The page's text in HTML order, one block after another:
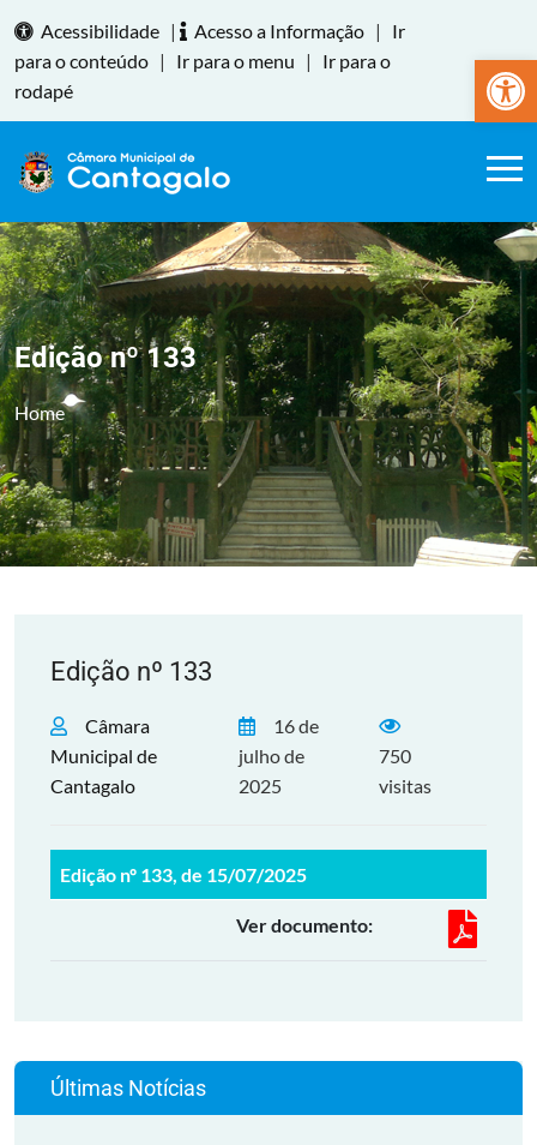
Abrir
Acessibilidade | Acesso a Informação |
Ir
para o conteúdo | Ir para o menu |
Ir para o
rodapé
Edição nº 133
Home
Edição nº 133
Câmara
Municipal de
Cantagalo
16 de
julho de
2025
750
visitas
Edição nº 133, de 15/07/2025
Ver documento:
Últimas Notícias